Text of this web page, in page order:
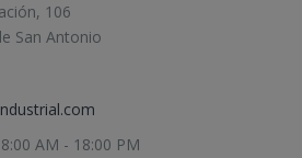
106
San Antonio
AM - 18:00 PM